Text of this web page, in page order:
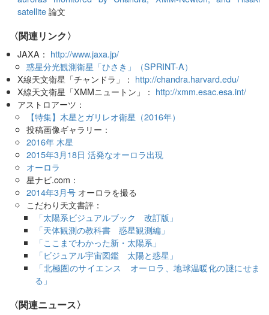
satellite論文
〈関連リンク〉
JAXA： http://www.jaxa.jp/
惑星分光観測衛星「ひさき」（SPRINT-A）
X線天文衛星「チャンドラ」： http://chandra.harvard.edu/
X線天文衛星「XMMニュートン」： http://xmm.esac.esa.int/
アストロアーツ：
【特集】木星とガリレオ衛星（2016年）
投稿画像ギャラリー：
2016年 木星
2015年3月18日 活発なオーロラ出現
オーロラ
星ナビ.com：
2014年3月号オーロラを撮る
こだわり天文書評：
「太陽系ビジュアルブック 改訂版」
「天体観測の教科書 惑星観測編」
「ここまでわかった新・太陽系」
「ビジュアル宇宙図鑑 太陽と惑星」
「北極圏のサイエンス オーロラ、地球温暖化の謎にせま
る」
〈関連ニュース〉